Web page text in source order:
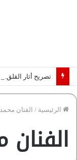
الرئيسية / الفنان